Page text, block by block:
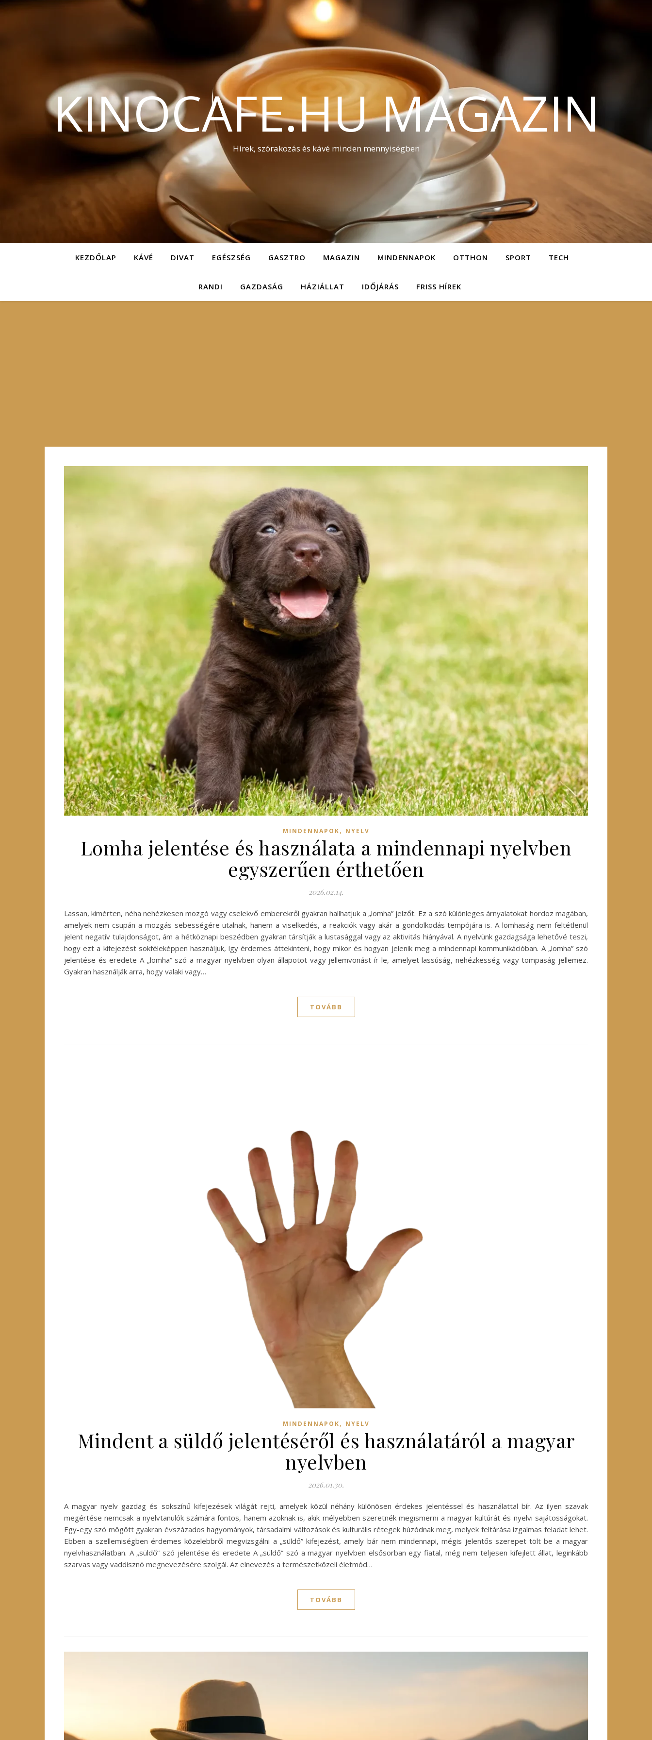
KINOCAFE.HU MAGAZIN
Hírek, szórakozás és kávé minden mennyiségben
KEZDŐLAP KÁVÉ DIVAT EGÉSZSÉG GASZTRO MAGAZIN MINDENNAPOK OTTHON SPORT TECH
RANDI GAZDASÁG HÁZIÁLLAT IDŐJÁRÁS FRISS HÍREK
MINDENNAPOK, NYELV
Lomha jelentése és használata a mindennapi nyelvben
egyszerűen érthetően
2026.02.14.
Lassan, kimérten, néha nehézkesen mozgó vagy cselekvő emberekről gyakran hallhatjuk a „lomha” jelzőt. Ez a szó különleges árnyalatokat hordoz magában,
amelyek nem csupán a mozgás sebességére utalnak, hanem a viselkedés, a reakciók vagy akár a gondolkodás tempójára is. A lomhaság nem feltétlenül
jelent negatív tulajdonságot, ám a hétköznapi beszédben gyakran társítják a lustasággal vagy az aktivitás hiányával. A nyelvünk gazdagsága lehetővé teszi,
hogy ezt a kifejezést sokféleképpen használjuk, így érdemes áttekinteni, hogy mikor és hogyan jelenik meg a mindennapi kommunikációban. A „lomha” szó
jelentése és eredete A „lomha” szó a magyar nyelvben olyan állapotot vagy jellemvonást ír le, amelyet lassúság, nehézkesség vagy tompaság jellemez.
Gyakran használják arra, hogy valaki vagy…
TOVÁBB
MINDENNAPOK, NYELV
Mindent a süldő jelentéséről és használatáról a magyar
nyelvben
2026.01.30.
A magyar nyelv gazdag és sokszínű kifejezések világát rejti, amelyek közül néhány különösen érdekes jelentéssel és használattal bír. Az ilyen szavak
megértése nemcsak a nyelvtanulók számára fontos, hanem azoknak is, akik mélyebben szeretnék megismerni a magyar kultúrát és nyelvi sajátosságokat.
Egy-egy szó mögött gyakran évszázados hagyományok, társadalmi változások és kulturális rétegek húzódnak meg, melyek feltárása izgalmas feladat lehet.
Ebben a szellemiségben érdemes közelebbről megvizsgálni a „süldő” kifejezést, amely bár nem mindennapi, mégis jelentős szerepet tölt be a magyar
nyelvhasználatban. A „süldő” szó jelentése és eredete A „süldő” szó a magyar nyelvben elsősorban egy fiatal, még nem teljesen kifejlett állat, leginkább
szarvas vagy vaddisznó megnevezésére szolgál. Az elnevezés a természetközeli életmód…
TOVÁBB